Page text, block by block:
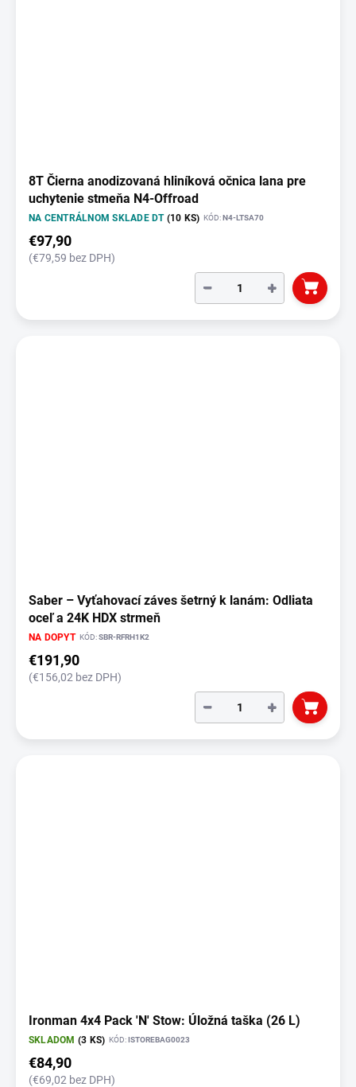
8T Čierna anodizovaná hliníková očnica lana pre
uchytenie stmeňa N4-Offroad
NA CENTRÁLNOM SKLADE DT (10 KS) KÓD:N4-LTSA70
€97,90
(€79,59 bez DPH)
+
−
Saber – Vyťahovací záves šetrný k lanám: Odliata
oceľ a 24K HDX strmeň
NA DOPYT KÓD:SBR-RFRH1K2
€191,90
(€156,02 bez DPH)
+
−
Ironman 4x4 Pack 'N' Stow: Úložná taška (26 L)
SKLADOM (3 KS) KÓD:ISTOREBAG0023
€84,90
(€69,02 bez DPH)